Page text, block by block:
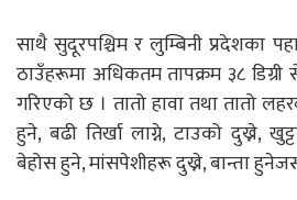
साथै सुदूरपश्चिम र लुम्बिनी प्रदेशका
ठाउँहरूमा अधिकतम तापक्रम ३८
गरिएको छ । तातो हावा तथा तातो
हुने, बढी तिर्खा लाग्ने, टाउको दुख्ने,
बेहोस हुने, मांसपेशीहरू दुख्ने, बान्ता